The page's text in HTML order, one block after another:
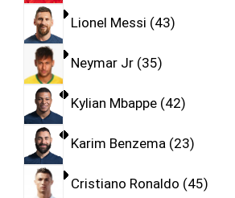
Lionel Messi 43
Neymar Jr 35
Kylian Mbappe 42
Karim Benzema 23
Cristiano Ronaldo 45